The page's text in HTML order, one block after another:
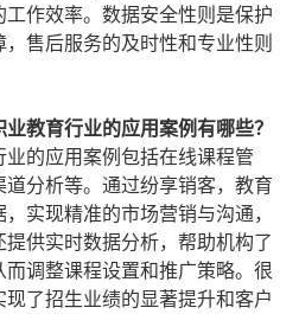
作效率。数据安全性则是保护
售后服务的及时性和专业性则
教育行业的应用案例有哪些？
的应用案例包括在线课程管
分析等。通过纷享销客，教育
实现精准的市场营销与沟通，
供实时数据分析，帮助机构了
调整课程设置和推广策略。很
了招生业绩的显著提升和客户